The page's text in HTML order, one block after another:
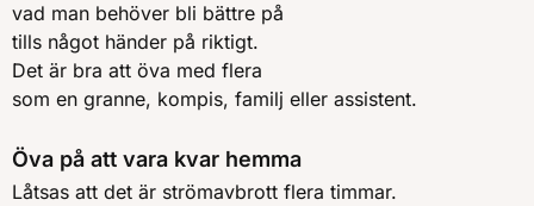
vad man behöver bli bättre på
tills något händer på riktigt.
Det är bra att öva med flera
som en granne, kompis, familj eller assistent.
Öva på att vara kvar hemma
Låtsas att det är strömavbrott flera timmar.